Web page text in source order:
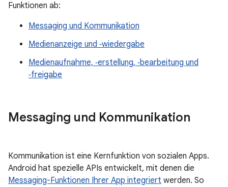
Funktionen ab:
Messaging und Kommunikation
Medienanzeige und ‑wiedergabe
Medienaufnahme, ‑erstellung, ‑bearbeitung und
‑freigabe
Messaging und Kommunikation
Kommunikation ist eine Kernfunktion von sozialen Apps.
Android hat spezielle APIs entwickelt, mit denen die
Messaging-Funktionen Ihrer App integriert werden. So